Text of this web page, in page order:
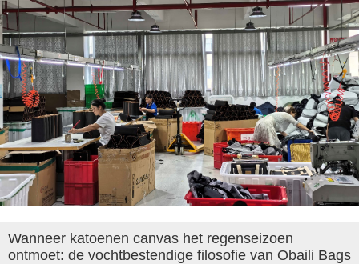
Wanneer katoenen canvas het regenseizoen
ontmoet: de vochtbestendige filosofie van Obaili Bags